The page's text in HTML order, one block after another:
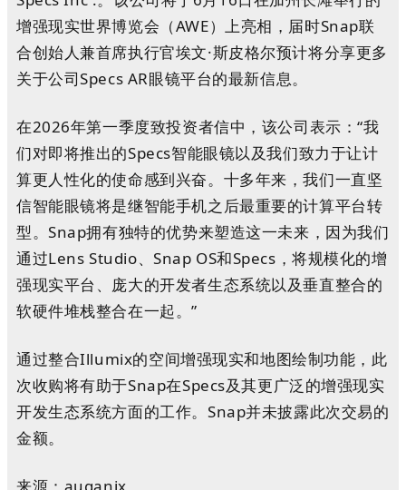
增强现实世界博览会（AWE）上亮相，届时Snap联
合创始人兼首席执行官埃文·斯皮格尔预计将分享更多
关于公司Specs AR眼镜平台的最新信息。
在2026年第一季度致投资者信中，该公司表示：“我
们对即将推出的Specs智能眼镜以及我们致力于让计
算更人性化的使命感到兴奋。十多年来，我们一直坚
信智能眼镜将是继智能手机之后最重要的计算平台转
型。Snap拥有独特的优势来塑造这一未来，因为我们
通过Lens Studio、Snap OS和Specs，将规模化的增
强现实平台、庞大的开发者生态系统以及垂直整合的
软硬件堆栈整合在一起。”
通过整合Illumix的空间增强现实和地图绘制功能，此
次收购将有助于Snap在Specs及其更广泛的增强现实
开发生态系统方面的工作。Snap并未披露此次交易的
金额。